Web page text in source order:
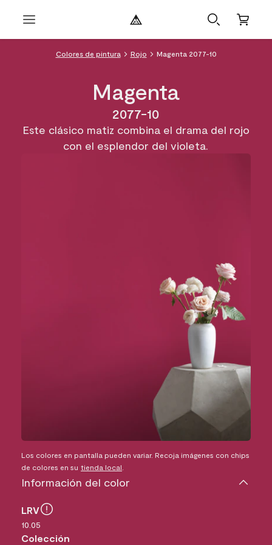
Colores de pintura Rojo Magenta 2077-10
Magenta
2077-10
Este clásico matiz combina el drama del rojo
con el esplendor del violeta.
Los colores en pantalla pueden variar. Recoja imágenes con chips
de colores en su tienda local
Información del color
LRV
10.05
Colección